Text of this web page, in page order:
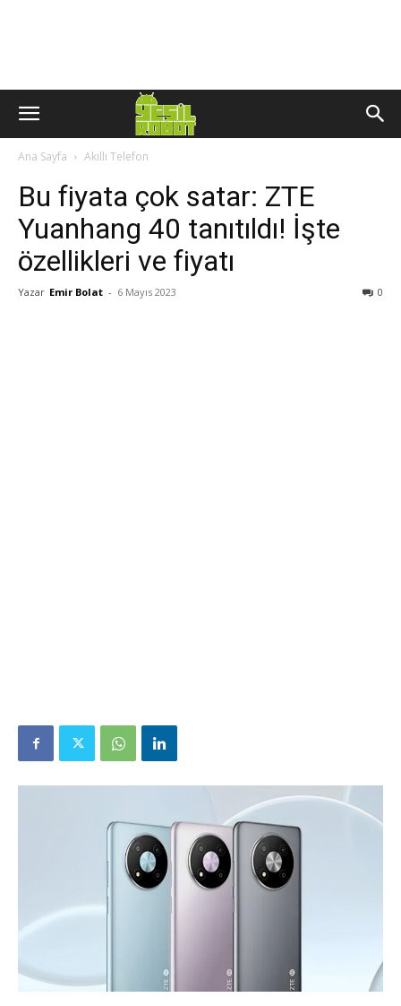
Ana Sayfa Akıllı Telefon
Bu fiyata çok satar: ZTE
Yuanhang 40 tanıtıldı! İşte
özellikleri ve fiyatı
Yazar Emir Bolat - 6 Mayıs 2023 0